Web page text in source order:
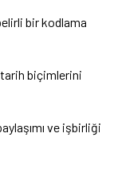
bir kodlama
biçimlerini
ve işbirliği